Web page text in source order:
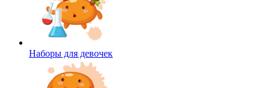
Наборы для девочек